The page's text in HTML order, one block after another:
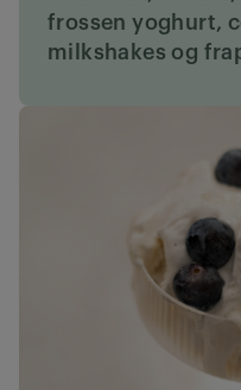
frossen yoghurt,
milkshakes og